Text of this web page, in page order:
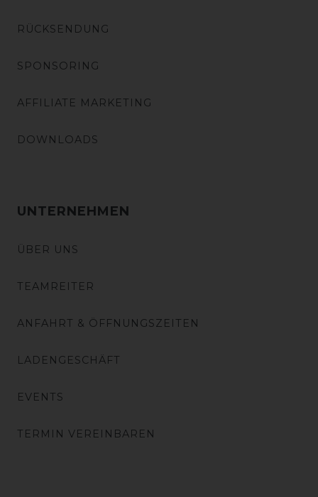
RÜCKSENDUNG
SPONSORING
AFFILIATE MARKETING
DOWNLOADS
UNTERNEHMEN
ÜBER UNS
TEAMREITER
ANFAHRT & ÖFFNUNGSZEITEN
LADENGESCHÄFT
EVENTS
TERMIN VEREINBAREN